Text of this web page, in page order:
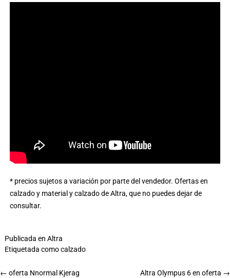
* precios sujetos a variación por parte del vendedor. Ofertas en
calzado y material y calzado de Altra, que no puedes dejar de
consultar.
Publicada en Altra
Etiquetada comocalzado
Altra Olympus 6 en oferta →
← oferta Nnormal Kjerag